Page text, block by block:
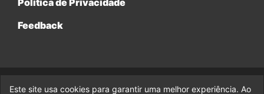
Feedback
© 2017-2026 Legado da Marvel, uma empresa da Legado
Este site usa cookies para garantir uma melhor experiência. Ao